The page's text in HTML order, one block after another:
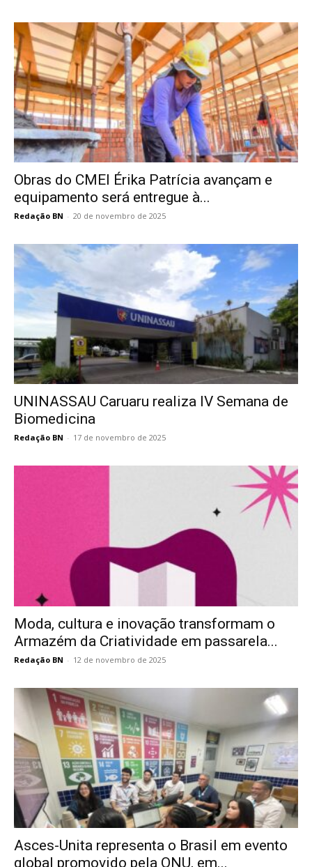
Obras do CMEI Érika Patrícia avançam e
equipamento será entregue à...
Redação BN - 20 de novembro de 2025
UNINASSAU Caruaru realiza IV Semana de
Biomedicina
Redação BN - 17 de novembro de 2025
Moda, cultura e inovação transformam o
Armazém da Criatividade em passarela...
Redação BN - 12 de novembro de 2025
Asces-Unita representa o Brasil em evento
global promovido pela ONU, em...